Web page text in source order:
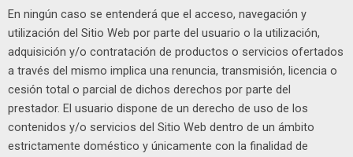
En ningún caso se entenderá que el acceso, navegación y
utilización del Sitio Web por parte del usuario o la utilización,
adquisición y/o contratación de productos o servicios ofertados
a través del mismo implica una renuncia, transmisión, licencia o
cesión total o parcial de dichos derechos por parte del
prestador. El usuario dispone de un derecho de uso de los
contenidos y/o servicios del Sitio Web dentro de un ámbito
estrictamente doméstico y únicamente con la finalidad de